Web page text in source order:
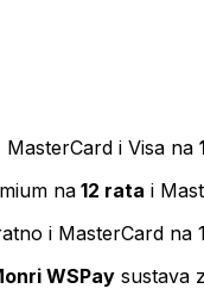
i Visa na
na 12 rata i
i MasterCard na
WSPay sustava